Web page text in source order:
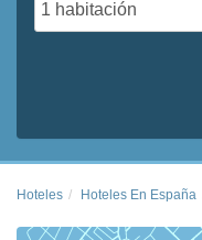
Hoteles Hoteles En España